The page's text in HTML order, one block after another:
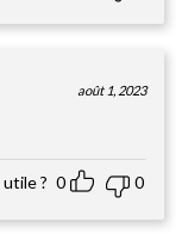
août 1, 2023
utile ? 0 0